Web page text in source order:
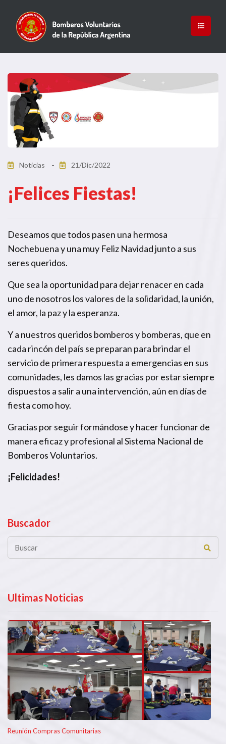
Noticias 21/Dic/2022
¡Felices Fiestas!
Deseamos que todos pasen una hermosa
Nochebuena y una muy Feliz Navidad junto a sus
seres queridos.
Que sea la oportunidad para dejar renacer en cada
uno de nosotros los valores de la solidaridad, la unión,
el amor, la paz y la esperanza.
Y a nuestros queridos bomberos y bomberas, que en
cada rincón del país se preparan para brindar el
servicio de primera respuesta a emergencias en sus
comunidades, les damos las gracias por estar siempre
dispuestos a salir a una intervención, aún en días de
fiesta como hoy.
Gracias por seguir formándose y hacer funcionar de
manera eficaz y profesional al Sistema Nacional de
Bomberos Voluntarios.
¡Felicidades!
Buscador
Ultimas Noticias
Reunión Compras Comunitarias